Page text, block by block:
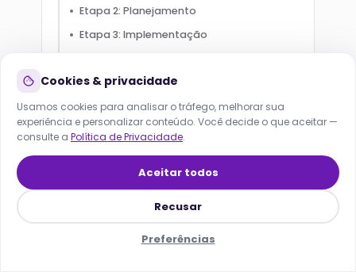
Etapa 2: Planejamento
Etapa 3: Implementação
Etapa 5: Estabilização
Case Real: Imobiliária no Brasil
Quanto Custa a Solução
FAQ - Perguntas Frequentes
A API oficial é mais segura que as não
oficiais?
Quanto tempo leva a migração?
Online agora · responde em segundos
Cookies & privacidade
Usamos cookies para analisar o tráfego, melhorar sua
experiência e personalizar conteúdo. Você decide o que aceitar —
consulte a Política de Privacidade.
Recusar
Preferências
Aceitar todos